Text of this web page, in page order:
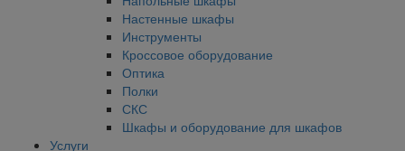
Настенные шкафы
Инструменты
Кроссовое оборудование
Оптика
Полки
СКС
Шкафы и оборудование для шкафов
Услуги